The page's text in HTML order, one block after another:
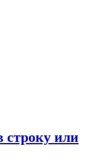
строку или